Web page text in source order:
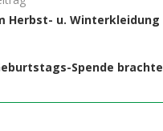
Herbst- u. Winterkleidung
Spende